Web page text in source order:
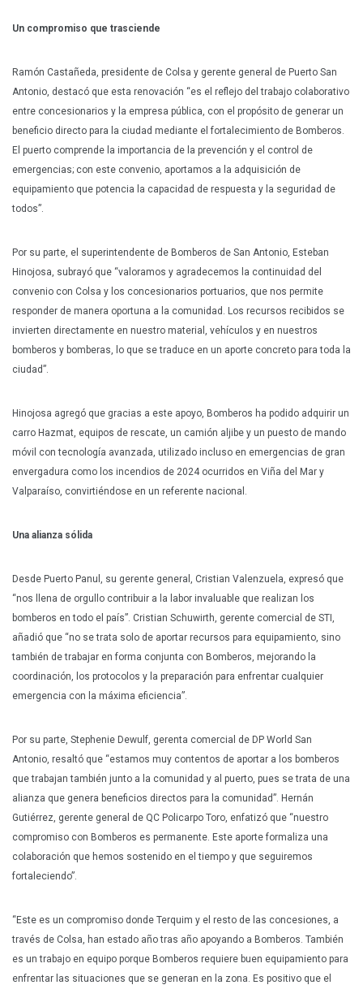
Un compromiso que trasciende
Ramón Castañeda, presidente de Colsa y gerente general de Puerto San
Antonio, destacó que esta renovación “es el reflejo del trabajo colaborativo
entre concesionarios y la empresa pública, con el propósito de generar un
beneficio directo para la ciudad mediante el fortalecimiento de Bomberos.
El puerto comprende la importancia de la prevención y el control de
emergencias; con este convenio, aportamos a la adquisición de
equipamiento que potencia la capacidad de respuesta y la seguridad de
todos”.
Por su parte, el superintendente de Bomberos de San Antonio, Esteban
Hinojosa, subrayó que “valoramos y agradecemos la continuidad del
convenio con Colsa y los concesionarios portuarios, que nos permite
responder de manera oportuna a la comunidad. Los recursos recibidos se
invierten directamente en nuestro material, vehículos y en nuestros
bomberos y bomberas, lo que se traduce en un aporte concreto para toda la
ciudad”.
Hinojosa agregó que gracias a este apoyo, Bomberos ha podido adquirir un
carro Hazmat, equipos de rescate, un camión aljibe y un puesto de mando
móvil con tecnología avanzada, utilizado incluso en emergencias de gran
envergadura como los incendios de 2024 ocurridos en Viña del Mar y
Valparaíso, convirtiéndose en un referente nacional.
Una alianza sólida
Desde Puerto Panul, su gerente general, Cristian Valenzuela, expresó que
“nos llena de orgullo contribuir a la labor invaluable que realizan los
bomberos en todo el país”. Cristian Schuwirth, gerente comercial de STI,
añadió que “no se trata solo de aportar recursos para equipamiento, sino
también de trabajar en forma conjunta con Bomberos, mejorando la
coordinación, los protocolos y la preparación para enfrentar cualquier
emergencia con la máxima eficiencia”.
Por su parte, Stephenie Dewulf, gerenta comercial de DP World San
Antonio, resaltó que “estamos muy contentos de aportar a los bomberos
que trabajan también junto a la comunidad y al puerto, pues se trata de una
alianza que genera beneficios directos para la comunidad”. Hernán
Gutiérrez, gerente general de QC Policarpo Toro, enfatizó que “nuestro
compromiso con Bomberos es permanente. Este aporte formaliza una
colaboración que hemos sostenido en el tiempo y que seguiremos
fortaleciendo”.
“Este es un compromiso donde Terquim y el resto de las concesiones, a
través de Colsa, han estado año tras año apoyando a Bomberos. También
es un trabajo en equipo porque Bomberos requiere buen equipamiento para
enfrentar las situaciones que se generan en la zona. Es positivo que el